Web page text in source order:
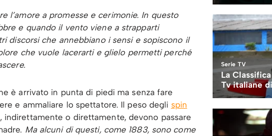
l’amore a promesse e cerimonie. In questo
e quando il vento viene a strapparti
discorsi che annebbiano i sensi e sopiscono il
che vuole lacerarti e glielo permetti perché
è arrivato in punta di piedi ma senza fare
e ammaliare lo spettatore. Il peso degli spin
o direttamente, devono passare
Ma alcuni di questi, come 1883, sono come